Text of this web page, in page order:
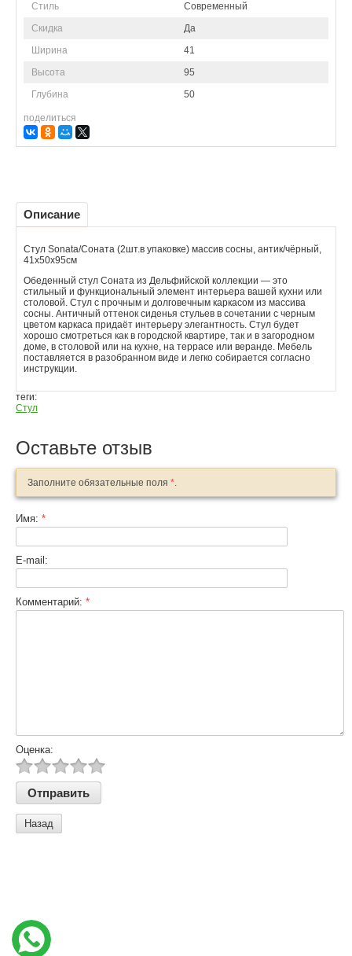
Стиль
Современный
Скидка
Да
Ширина
41
Высота
95
Глубина
50
поделиться
Описание
Стул Sonata/Соната (2шт.в упаковке) массив сосны, антик/чёрный,
41х50х95см
Обеденный стул Соната из Дельфийской коллекции — это
стильный и функциональный элемент интерьера вашей кухни или
столовой. Стул с прочным и долговечным каркасом из массива
сосны. Античный оттенок сиденья стульев в сочетании с черным
цветом каркаса придаёт интерьеру элегантность. Стул будет
хорошо смотреться как в городской квартире, так и в загородном
доме, в столовой или на кухне, на террасе или веранде. Мебель
поставляется в разобранном виде и легко собирается согласно
инструкции.
теги:
Стул
Оставьте отзыв
Заполните обязательные поля *.
Имя: *
E-mail:
Комментарий: *
Оценка:
Назад